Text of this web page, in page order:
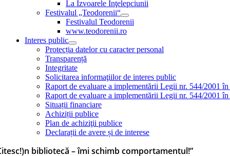
La Izvoarele Înţelepciunii
Festivalul „Teodorenii“
Festivalul Teodorenii
www.teodorenii.ro
Interes public
Protecția datelor cu caracter personal
Transparență
Integritate
Solicitarea informaţiilor de interes public
Raport de evaluare a implementării Legii nr. 544/2001
Raport de evaluare a implementării Legii nr. 544/2001
Situații financiare
Achiziții publice
Plan de achiziţii publice
Declarații de avere și de interese
bibliotecă – îmi schimb comportamentul!”